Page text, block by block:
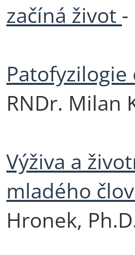
začíná život -
RNDr. Milan
Výživa a
mladého
Hronek,